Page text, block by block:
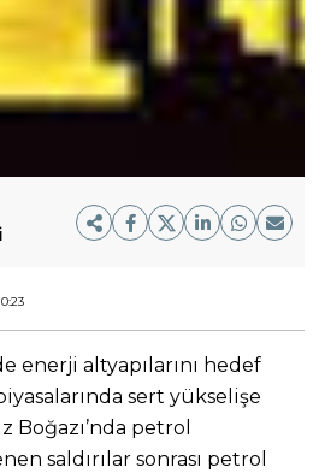
enerji altyapılarını hedef
sert yükselişe
petrol
saldırılar sonrası petrol